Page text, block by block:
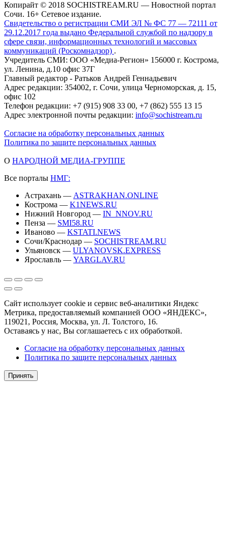
Копирайт © 2018 SOCHISTREAM.RU — Новостной портал
Сочи. 16+ Сетевое издание.
Свидетельство о регистрации СМИ ЭЛ № ФС 77 — 72111 от
29.12.2017 года выдано Федеральной службой по надзору в
сфере связи, информационных технологий и массовых
коммуникаций (Роскомнадзор) .
Учредитель СМИ: ООО «Медиа-Регион» 156000 г. Кострома,
ул. Ленина, д.10 офис 37Г
Главный редактор - Ратьков Андрей Геннадьевич
Адрес редакции: 354002, г. Сочи, улица Черноморская, д. 15,
офис 102
Телефон редакции: +7 (915) 908 33 00, +7 (862) 555 13 15
Адрес электронной почты редакции: info@sochistream.ru
Согласие на обработку персональных данных
Политика по защите персональных данных
О НАРОДНОЙ МЕДИА-ГРУППЕ
Все порталы НМГ:
Астрахань — ASTRAKHAN.ONLINE
Кострома — K1NEWS.RU
Нижний Новгород — IN_NNOV.RU
Пенза — SMI58.RU
Иваново — KSTATI.NEWS
Сочи/Краснодар — SOCHISTREAM.RU
Ульяновск — ULYANOVSK.EXPRESS
Ярославль — YARGLAV.RU
Сайт использует cookie и сервис веб-аналитики Яндекс
Метрика, предоставляемый компанией ООО «ЯНДЕКС»,
119021, Россия, Москва, ул. Л. Толстого, 16.
Оставаясь у нас, Вы соглашаетесь с их обработкой.
Согласие на обработку персональных данных
Политика по защите персональных данных
Принять